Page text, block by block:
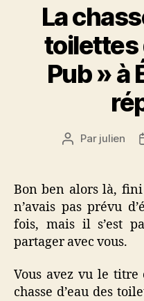
La
toilettes
Pub » à
Auteur
Par julien
Bon ben alors là,
n’avais pas prévu
fois, mais il s’est
partager avec vous.
Vous avez vu le titre
chasse d’eau des